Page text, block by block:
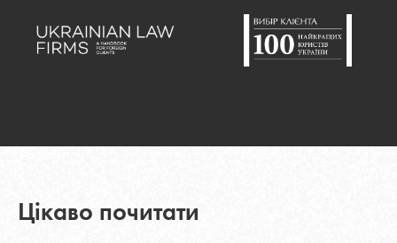
Цікаво почитати